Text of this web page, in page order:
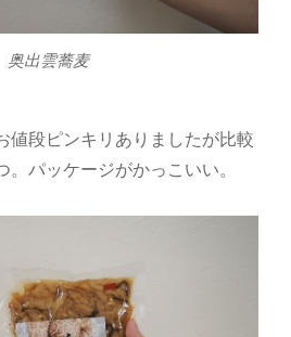
奥出雲蕎麦
値段ピンキリありましたが比較
。パッケージがかっこいい。